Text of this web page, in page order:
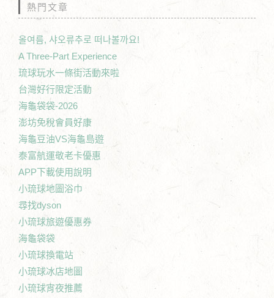
熱門文章
올여름, 샤오류추로 떠나볼까요!
A Three-Part Experience
琉球玩水一條街活動來啦
台灣好行限定活動
海龜袋袋-2026
澎坊免稅會員好康
海龜豆油VS海龜島遊
泰富航運敬老卡優惠
APP下載使用說明
小琉球地圖浴巾
尋找dyson
小琉球旅遊優惠券
海龜袋袋
小琉球換電站
小琉球冰店地圖
小琉球宵夜推薦